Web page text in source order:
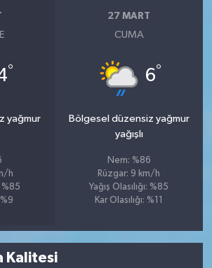
°
yağmur
h
%85
%9
27 MART
CUMA
6°
Bölgesel düzensiz yağmur
yağışlı
Nem: %86
Rüzgar: 9 km/h
Yağış Olasılığı: %85
Kar Olasılığı: %11
Kalitesi